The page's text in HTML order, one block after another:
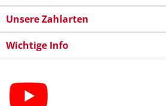
Unsere Zahlarten
Wichtige Info